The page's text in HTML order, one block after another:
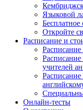
Языковой
Бесплатное
Откройте
Расписание и
учителей
Расписание
Онлайн-тесты